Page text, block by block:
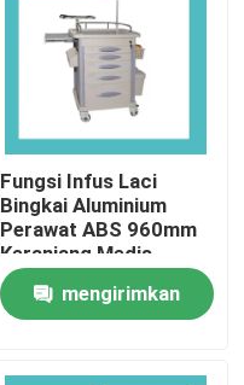
Fungsi Infus Laci
Bingkai Aluminium
Perawat ABS 960mm
Keranjang Medis
Darurat
mengirimkan